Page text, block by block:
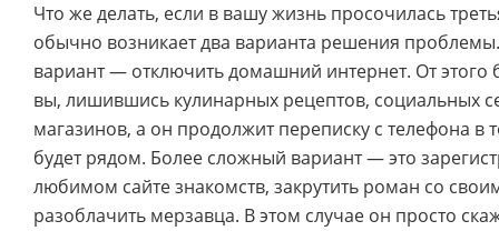
Что же делать, если в вашу жизнь просочилась
обычно возникает два варианта решения
вариант — отключить домашний интернет. От этого
вы, лишившись кулинарных рецептов, социальных
магазинов, а он продолжит переписку с телефона в
будет рядом. Более сложный вариант — это
любимом сайте знакомств, закрутить роман со
разоблачить мерзавца. В этом случае он просто